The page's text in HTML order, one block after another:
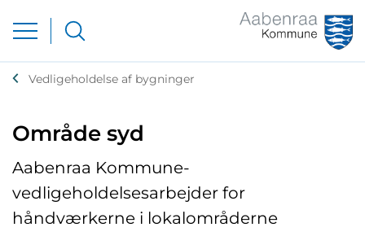
Vedligeholdelse af bygninger
Område syd
Aabenraa Kommune-
vedligeholdelsesarbejder for
håndværkerne i lokalområderne